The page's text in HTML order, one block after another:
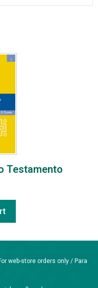
Testamento
For web-store orders only / Para